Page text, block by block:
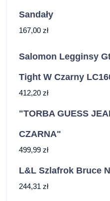
Sandały
167,00 zł
Salomon Legginsy
Tight W Czarny
412,20 zł
"TORBA GUESS
CZARNA"
499,99 zł
L&L Szlafrok Bruce
244,31 zł